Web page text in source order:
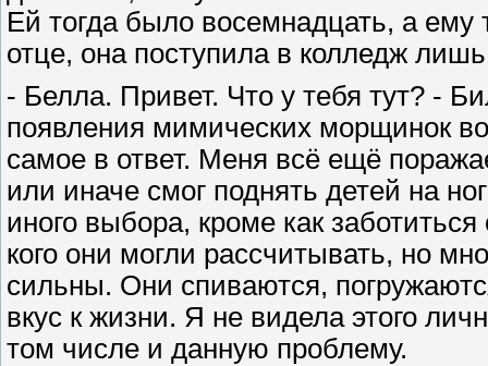
Ей тогда было восемнадцать, а ему
отце, она поступила в колледж
- Белла. Привет. Что у тебя тут? -
появления мимических морщинок
самое в ответ. Меня всё ещё
или иначе смог поднять детей на
иного выбора, кроме как
кого они могли рассчитывать, но
сильны. Они спиваются,
вкус к жизни. Я не видела этого
том числе и данную проблему.